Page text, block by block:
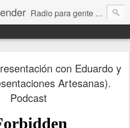
Radio para gente emprendedora (podcast, audio, vídeo, mp3)
con Eduardo y
Artesanas).
Podcast